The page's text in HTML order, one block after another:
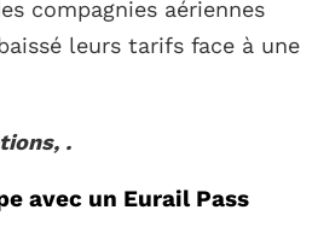
compagnies aériennes
leurs tarifs face à une
.
avec un Eurail Pass